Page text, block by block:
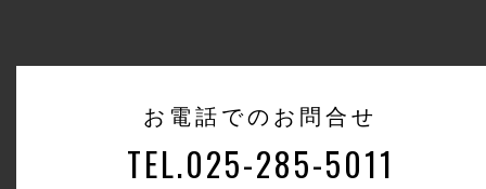
お電話でのお問合せ
TEL.025-285-5011